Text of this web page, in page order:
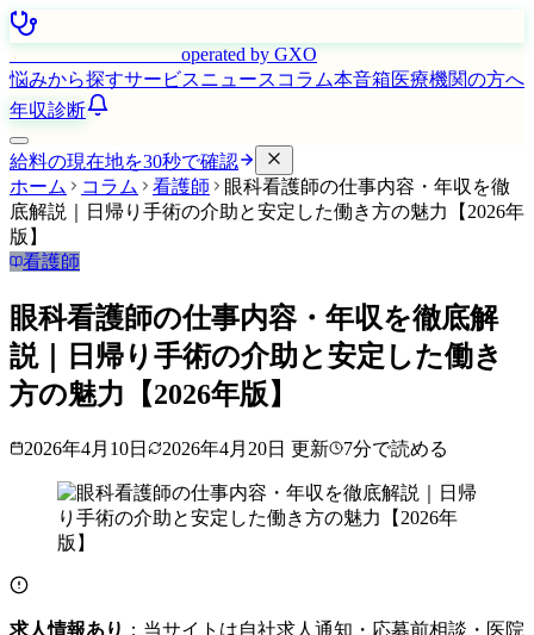
operated by GXO
悩みから探すサービスニュース コラム本音箱医療機関の方へ
年収診断
給料の現在地を30秒で確認
ホーム
コラム 看護師
眼科看護師の仕事内容・年収を徹
底解説｜日帰り手術の介助と安定した働き方の魅力【2026年
版】
看護師
眼科看護師の仕事内容・年収を徹底解
説｜日帰り手術の介助と安定した働き
方の魅力【2026年版】
2026年4月10日 2026年4月20日 更新 7分で読める
求人情報あり ：当サイトは自社求人通知・応募前相談・医院